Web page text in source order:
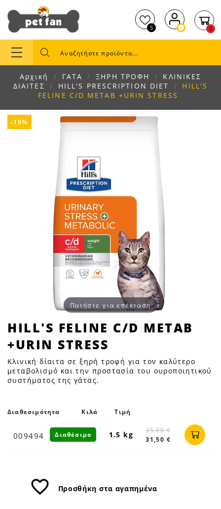
5 0
Αρχική ΓΑΤΑ ΞΗΡΗ ΤΡΟΦΗ
ΚΛΙΝΙΚΕΣ
ΔΙΑΙΤΕΣ
HILL'S PRESCRIPTION DIET
HILL'S
FELINE C/D METAB +URIN STRESS
-10%
Πατήστε για επέκταση
HILL'S
FELINE
C/D
METAB
+URIN
STRESS
Petfan
HILL'S FELINE C/D METAB
+URIN STRESS
Κλινική δίαιτα σε ξηρή τροφή για τον καλύτερο
μεταβολισμό και την προστασία του ουροποιητικού
συστήματος της γάτας.
Διαθεσιμότητα Κιλά Τιμή
009494 1.5 kg
35,00 €
31,50 €
Διαθέσιμο
favorite_border Προσθήκη στα αγαπημένα